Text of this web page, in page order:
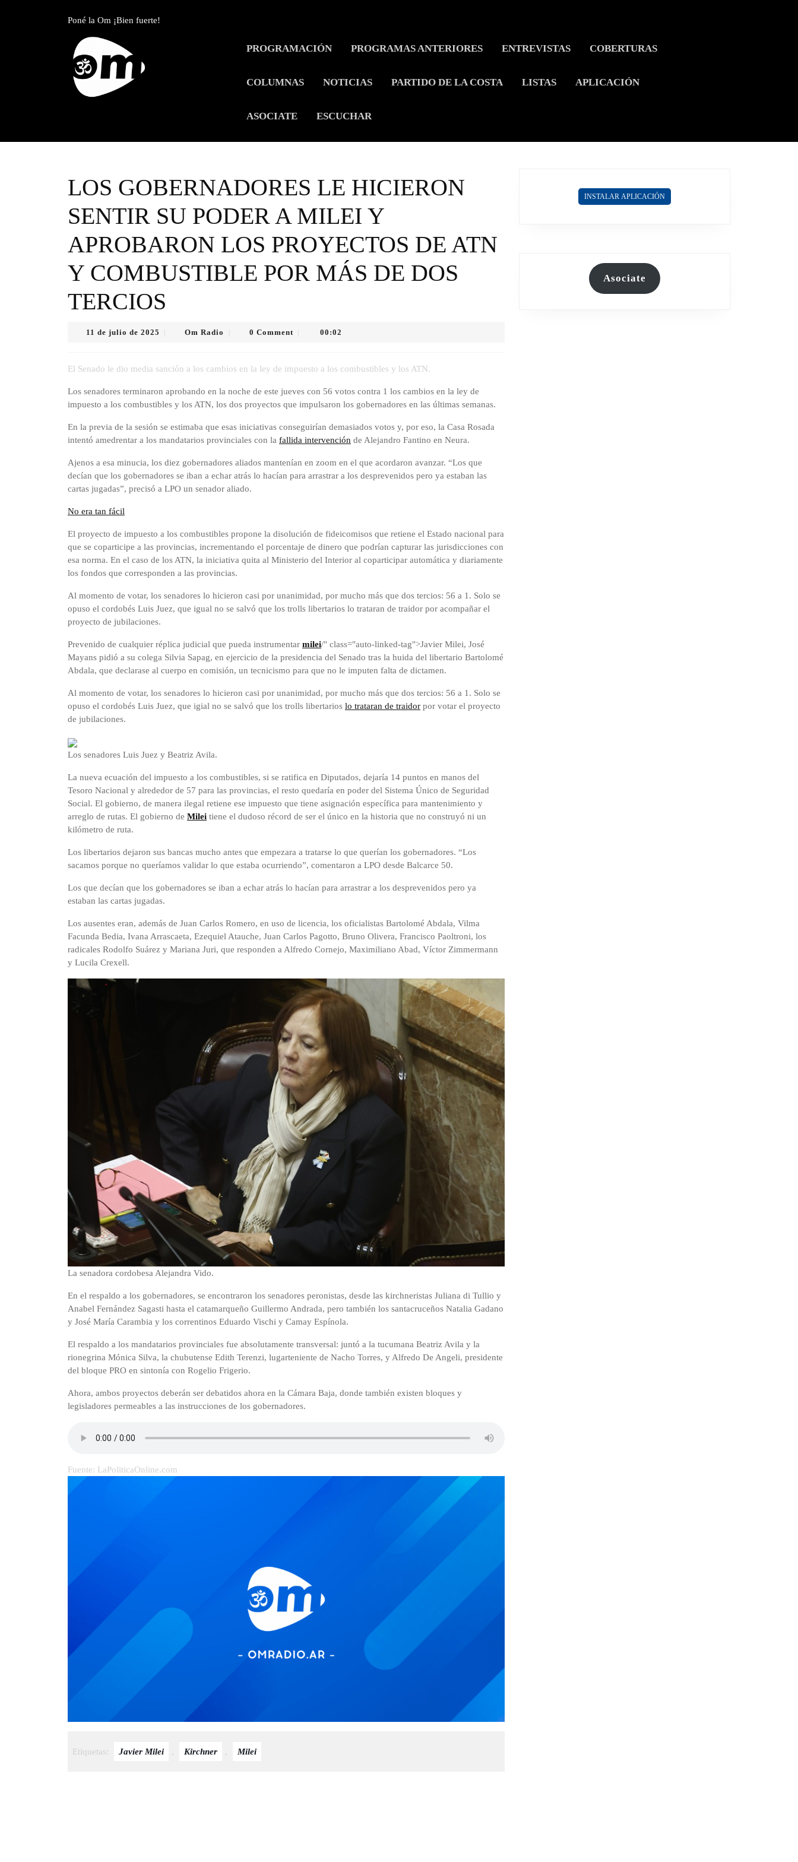
Poné la Om ¡Bien fuerte!
PROGRAMACIÓN PROGRAMAS ANTERIORES ENTREVISTAS COBERTURAS
COLUMNAS NOTICIAS PARTIDO DE LA COSTA LISTAS APLICACIÓN
ASOCIATE ESCUCHAR
LOS GOBERNADORES LE HICIERON
SENTIR SU PODER A MILEI Y
APROBARON LOS PROYECTOS DE ATN
Y COMBUSTIBLE POR MÁS DE DOS
TERCIOS
11 de julio de 2025
de
Om Radio 0 Comment 00:02
El Senado le dio media sanción a los cambios en la ley de impuesto a los combustibles y los ATN.
Los senadores terminaron aprobando en la noche de este jueves con 56 votos contra 1 los cambios en la ley de
impuesto a los combustibles y los ATN, los dos proyectos que impulsaron los gobernadores en las últimas semanas.
En la previa de la sesión se estimaba que esas iniciativas conseguirían demasiados votos y, por eso, la Casa Rosada
intentó amedrentar a los mandatarios provinciales con la fallida intervención de Alejandro Fantino en Neura.
Ajenos a esa minucia, los diez gobernadores aliados mantenían en zoom en el que acordaron avanzar. “Los que
decían que los gobernadores se iban a echar atrás lo hacían para arrastrar a los desprevenidos pero ya estaban las
cartas jugadas”, precisó a LPO un senador aliado.
No era tan fácil
El proyecto de impuesto a los combustibles propone la disolución de fideicomisos que retiene el Estado nacional para
que se coparticipe a las provincias, incrementando el porcentaje de dinero que podrían capturar las jurisdicciones con
esa norma. En el caso de los ATN, la iniciativa quita al Ministerio del Interior al coparticipar automática y diariamente
los fondos que corresponden a las provincias.
Al momento de votar, los senadores lo hicieron casi por unanimidad, por mucho más que dos tercios: 56 a 1. Solo se
opuso el cordobés Luis Juez, que igual no se salvó que los trolls libertarios lo trataran de traidor por acompañar el
proyecto de jubilaciones.
Prevenido de cualquier réplica judicial que pueda instrumentar milei/" class="auto-linked-tag">Javier Milei, José
Mayans pidió a su colega Silvia Sapag, en ejercicio de la presidencia del Senado tras la huida del libertario Bartolomé
Abdala, que declarase al cuerpo en comisión, un tecnicismo para que no le imputen falta de dictamen.
Al momento de votar, los senadores lo hicieron casi por unanimidad, por mucho más que dos tercios: 56 a 1. Solo se
opuso el cordobés Luis Juez, que igial no se salvó que los trolls libertarios lo trataran de traidor por votar el proyecto
de jubilaciones.
Los senadores Luis Juez y Beatriz Avila.
La nueva ecuación del impuesto a los combustibles, si se ratifica en Diputados, dejaría 14 puntos en manos del
Tesoro Nacional y alrededor de 57 para las provincias, el resto quedaría en poder del Sistema Único de Seguridad
Social. El gobierno, de manera ilegal retiene ese impuesto que tiene asignación específica para mantenimiento y
arreglo de rutas. El gobierno de Milei tiene el dudoso récord de ser el único en la historia que no construyó ni un
kilómetro de ruta.
Los libertarios dejaron sus bancas mucho antes que empezara a tratarse lo que querían los gobernadores. “Los
sacamos porque no queríamos validar lo que estaba ocurriendo”, comentaron a LPO desde Balcarce 50.
Los que decían que los gobernadores se iban a echar atrás lo hacían para arrastrar a los desprevenidos pero ya
estaban las cartas jugadas.
Los ausentes eran, además de Juan Carlos Romero, en uso de licencia, los oficialistas Bartolomé Abdala, Vilma
Facunda Bedia, Ivana Arrascaeta, Ezequiel Atauche, Juan Carlos Pagotto, Bruno Olivera, Francisco Paoltroni, los
radicales Rodolfo Suárez y Mariana Juri, que responden a Alfredo Cornejo, Maximiliano Abad, Víctor Zimmermann
y Lucila Crexell.
La senadora cordobesa Alejandra Vido.
En el respaldo a los gobernadores, se encontraron los senadores peronistas, desde las kirchneristas Juliana di Tullio y
Anabel Fernández Sagasti hasta el catamarqueño Guillermo Andrada, pero también los santacruceños Natalia Gadano
y José María Carambia y los correntinos Eduardo Vischi y Camay Espínola.
El respaldo a los mandatarios provinciales fue absolutamente transversal: juntó a la tucumana Beatriz Avila y la
rionegrina Mónica Silva, la chubutense Edith Terenzi, lugarteniente de Nacho Torres, y Alfredo De Angeli, presidente
del bloque PRO en sintonía con Rogelio Frigerio.
Ahora, ambos proyectos deberán ser debatidos ahora en la Cámara Baja, donde también existen bloques y
legisladores permeables a las instrucciones de los gobernadores.
Fuente: LaPoliticaOnline.com
Etiquetas: Javier Milei , Kirchner , Milei
INSTALAR APLICACIÓN
Asociate